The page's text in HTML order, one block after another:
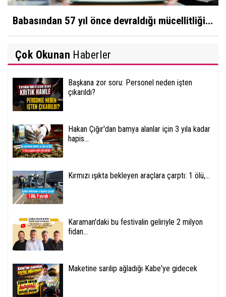
Babasından 57 yıl önce devraldığı mücellitliği...
Çok Okunan Haberler
Başkana zor soru: Personel neden işten
çıkarıldı?
Hakan Çığır'dan bamya alanlar için 3 yıla kadar
hapis...
Kırmızı ışıkta bekleyen araçlara çarptı: 1 ölü,...
Karaman'daki bu festivalin geliriyle 2 milyon
fidan...
Maketine sarılıp ağladığı Kabe'ye gidecek